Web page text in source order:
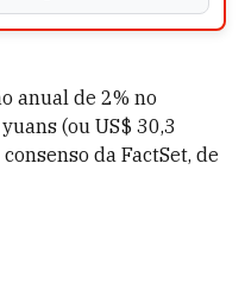
anual de 2% no
(ou US$ 30,3
da FactSet, de